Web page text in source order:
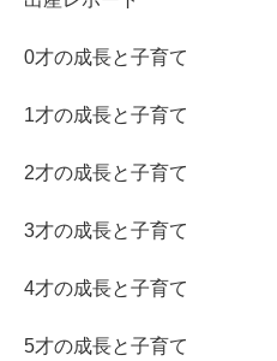
0才の成長と子育て
1才の成長と子育て
2才の成長と子育て
3才の成長と子育て
4才の成長と子育て
5才の成長と子育て